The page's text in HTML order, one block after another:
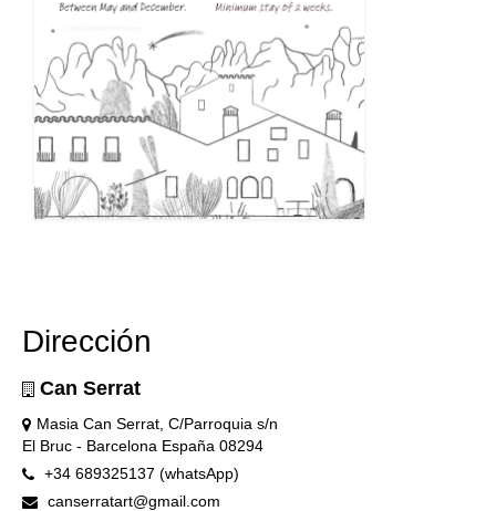
Dirección
Can Serrat
Masia Can Serrat, C/Parroquia s/n
El Bruc - Barcelona España 08294
+34 689325137 (whatsApp)
canserratart@gmail.com